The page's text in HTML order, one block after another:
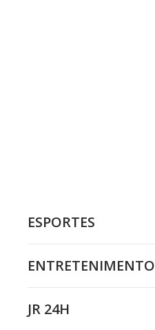
ESPORTES
ENTRETENIMENTO
JR 24H